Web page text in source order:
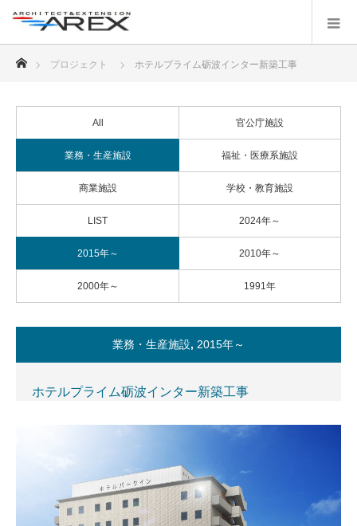
プロジェクト ホテルプライム砺波インター新築工事
All 官公庁施設
業務・生産施設 福祉・医療系施設
商業施設 学校・教育施設
LIST 2024年～
2015年～ 2010年～
2000年～ 1991年
業務・生産施設, 2015年～
ホテルプライム砺波インター新築工事